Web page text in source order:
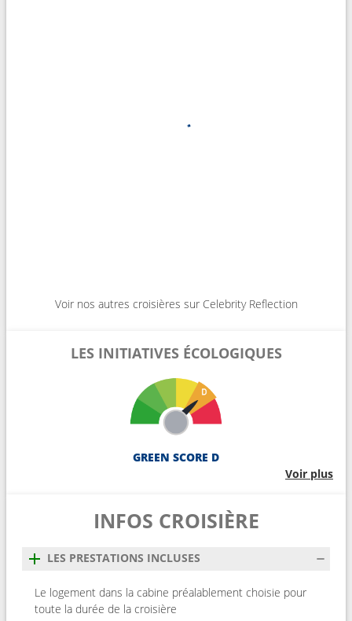
Voir nos autres croisières sur Celebrity Reflection
LES INITIATIVES ÉCOLOGIQUES
GREEN SCORE D
Voir plus
INFOS CROISIÈRE
LES PRESTATIONS INCLUSES
Le logement dans la cabine préalablement choisie pour
toute la durée de la croisière